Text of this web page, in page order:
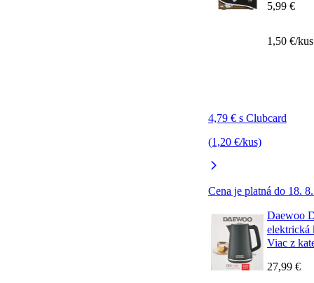
4,79 € s Clubcard
(1,20 €/kus)
Cena je platná do 18.
5,99 €
1,50 €/kus
Daewoo
elektrická
Viac z
27,99 €